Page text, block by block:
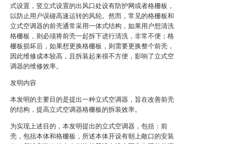
式设置，竖立式设置的出风口处设有防护网或者格栅板，
以防止用户误碰高速运转的风轮。然而，常见的格栅板和
立式空调器的前壳通常采用一体式结构，如果用户想清洗
格栅板，则必须将前壳一起拆下进行清洗，非常不便；格
栅板损坏后，如果想更换格栅板，则需要更换整个前壳，
因此维修成本较高，且拆装起来很不方便，影响了立式空
调器的维修效率。
发明内容
本发明的主要目的是提出一种立式空调器，旨在改善前壳
的结构，提高立式空调器格栅板的拆装效率。
为实现上述目的，本发明提出的立式空调器，包括：前
壳，包括本体和格栅板，所述本体开设有朝上敞口的安装